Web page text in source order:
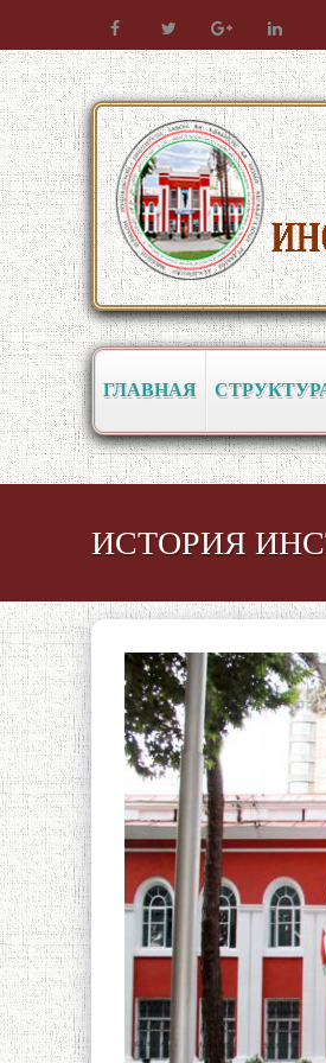
ГЛАВНАЯ
ИСТОРИЯ